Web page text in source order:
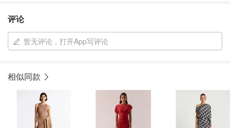
评论
暂无评论，打开App写评论
相似同款